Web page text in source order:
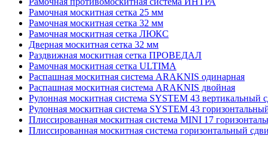
Рамочная москитная сетка 25 мм
Рамочная москитная сетка 32 мм
Рамочная москитная сетка ЛЮКС
Дверная москитная сетка 32 мм
Раздвижная москитная сетка ПРОВЕДАЛ
Рамочная москитная сетка ULTIMA
Распашная москитная система ARAKNIS одинарная
Распашная москитная система ARAKNIS двойная
Рулонная москитная система SYSTEM 43 вертикальный
Рулонная москитная система SYSTEM 43
Плиссированная москитная система MINI 17
Плиссированная москитная система горизонтальный